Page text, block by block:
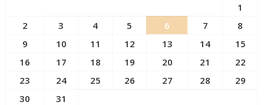
1
2
3 4 5 6 7
8
9
10 11 12 13 14
15
16
17 18 19 20 21
22
23
24 25 26 27 28
29
30
31